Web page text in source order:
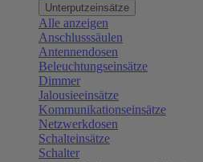
Unterputzeinsätze
Alle anzeigen
Anschlusssäulen
Antennendosen
Beleuchtungseinsätze
Dimmer
Jalousieeinsätze
Kommunikationseinsätze
Netzwerkdosen
Schalteinsätze
Schalter